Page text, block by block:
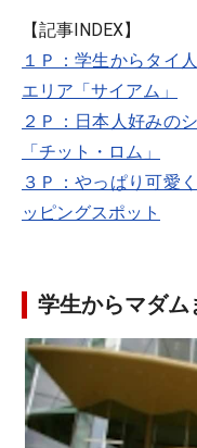
【記事INDEX】
１Ｐ：学生からタイ
エリア「サイアム」
２Ｐ：日本人好みの
「チット・ロム」
３Ｐ：やっぱり可愛
ッピングスポット
学生からマダ